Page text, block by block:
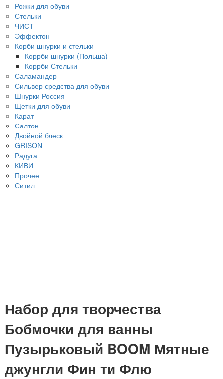
Рожки для обуви
Стельки
ЧИСТ
Эффектон
Корби шнурки и стельки
Коррби шнурки (Польша)
Коррби Стельки
Саламандер
Сильвер средства для обуви
Шнурки Россия
Щетки для обуви
Карат
Салтон
Двойной блеск
GRISON
Радуга
КИВИ
Прочее
Ситил
Набор для творчества
Бобмочки для ванны
Пузырьковый BOOM Мятные
джунгли Фин ти Флю